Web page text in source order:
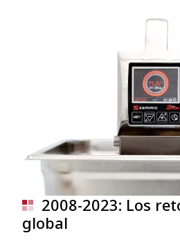
2008-2023: Los
global